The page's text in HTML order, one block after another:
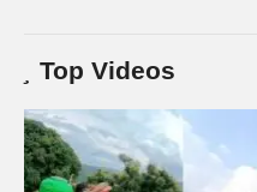
Top Videos